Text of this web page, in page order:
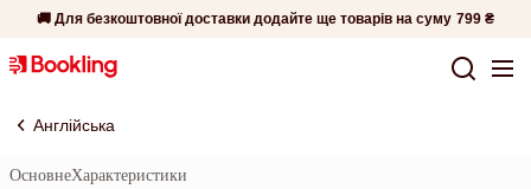
🚚 Для безкоштовної доставки додайте ще товарів на суму 799 ₴
Англійська
ОсновнеХарактеристики